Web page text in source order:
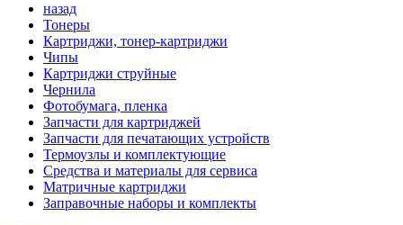
назад
Тонеры
Картриджи, тонер-картриджи
Чипы
Картриджи струйные
Чернила
Фотобумага, пленка
Запчасти для картриджей
Запчасти для печатающих устройств
Термоузлы и комплектующие
Средства и материалы для сервиса
Матричные картриджи
Заправочные наборы и комплекты